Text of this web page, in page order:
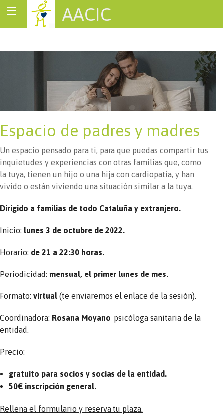
AACIC
Espacio de padres y madres
Un espacio pensado para ti, para que puedas compartir tus
inquietudes y experiencias con otras familias que, como
la tuya, tienen un hijo o una hija con cardiopatía, y han
vivido o están viviendo una situación similar a la tuya.
Dirigido a familias de todo Cataluña y extranjero.
Inicio: lunes 3 de octubre de 2022.
Horario: de 21 a 22:30 horas.
Periodicidad: mensual, el primer lunes de mes.
Formato: virtual (te enviaremos el enlace de la sesión).
Coordinadora: Rosana Moyano, psicóloga sanitaria de la
entidad.
Precio:
gratuito para socios y socias de la entidad.
50€ inscripción general.
Rellena el formulario y reserva tu plaza.